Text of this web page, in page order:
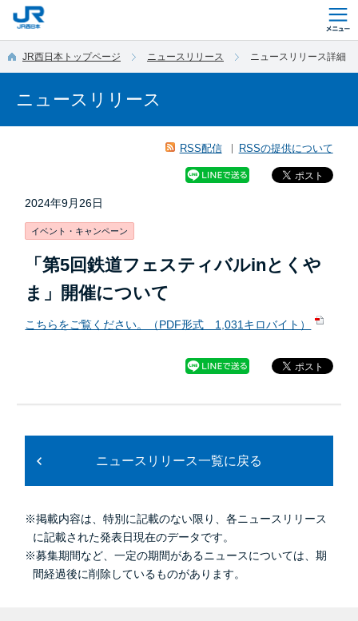
JR西日本トップページ ニュースリリース ニュースリリース詳細
ニュースリリース
RSS配信 RSSの提供について
2024年9月26日
イベント・キャンペーン
「第5回鉄道フェスティバルinとくや
ま」開催について
こちらをご覧ください。（PDF形式 1,031キロバイト）
ニュースリリース一覧に戻る
※掲載内容は、特別に記載のない限り、各ニュースリリース
に記載された発表日現在のデータです。
※募集期間など、一定の期間があるニュースについては、期
間経過後に削除しているものがあります。